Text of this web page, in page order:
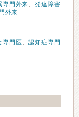
専門外来、発達障害
外来
専門医 、認知症専門